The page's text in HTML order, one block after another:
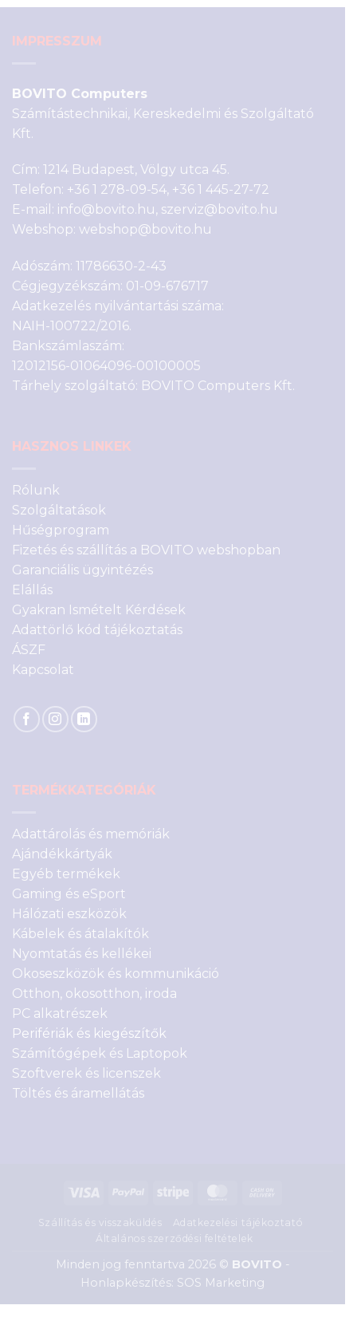
IMPRESSZUM
BOVITO Computers
Számítástechnikai, Kereskedelmi és Szolgáltató
Kft.
Cím: 1214 Budapest, Völgy utca 45.
Telefon: +36 1 278-09-54, +36 1 445-27-72
E-mail: info@bovito.hu, szerviz@bovito.hu
Webshop: webshop@bovito.hu
Adószám: 11786630-2-43
Cégjegyzékszám: 01-09-676717
Adatkezelés nyilvántartási száma:
NAIH-100722/2016.
Bankszámlaszám:
12012156-01064096-00100005
Tárhely szolgáltató: BOVITO Computers Kft.
HASZNOS LINKEK
Rólunk
Szolgáltatások
Hűségprogram
Fizetés és szállítás a BOVITO webshopban
Garanciális ügyintézés
Elállás
Gyakran Ismételt Kérdések
Adattörlő kód tájékoztatás
ÁSZF
Kapcsolat
TERMÉKKATEGÓRIÁK
Adattárolás és memóriák
Ajándékkártyák
Egyéb termékek
Gaming és eSport
Hálózati eszközök
Kábelek és átalakítók
Nyomtatás és kellékei
Okoseszközök és kommunikáció
Otthon, okosotthon, iroda
PC alkatrészek
Perifériák és kiegészítők
Számítógépek és Laptopok
Szoftverek és licenszek
Töltés és áramellátás
Visa PayPal Stripe MasterCard
Delivery
Szállítás és visszaküldés
Adatkezelési tájékoztató
Általános szerződési feltételek
Minden jog fenntartva 2026 © BOVITO -
Honlapkészítés: SOS Marketing